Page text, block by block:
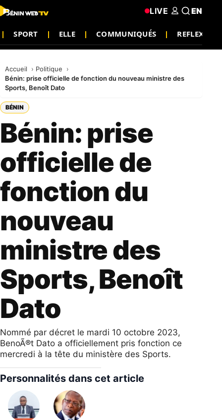
SPORT ELLE COMMUNIQUÉS REFLEXION
LIVE EN
Accueil
Politique
Bénin: prise officielle de fonction du nouveau ministre des
Sports, Benoît Dato
BÉNIN
Bénin: prise
officielle de
fonction du
nouveau
ministre des
Sports, Benoît
Dato
Nommé par décret le mardi 10 octobre 2023,
BenoÃ®t Dato a officiellement pris fonction ce
mercredi à la tête du ministère des Sports.
Personnalités dans cet article